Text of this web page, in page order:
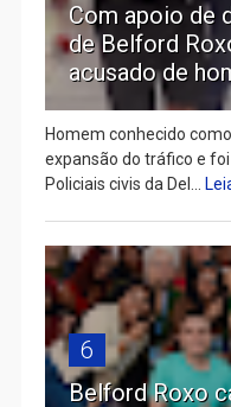
Com apoio de
de Belford
acusado de
Homem conhecido
expansão do tráfico e
Policiais civis da Del...
6
Belford Roxo